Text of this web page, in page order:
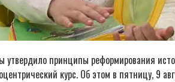
утвердило принципы реформирования
курс. Об этом в пятницу, 9